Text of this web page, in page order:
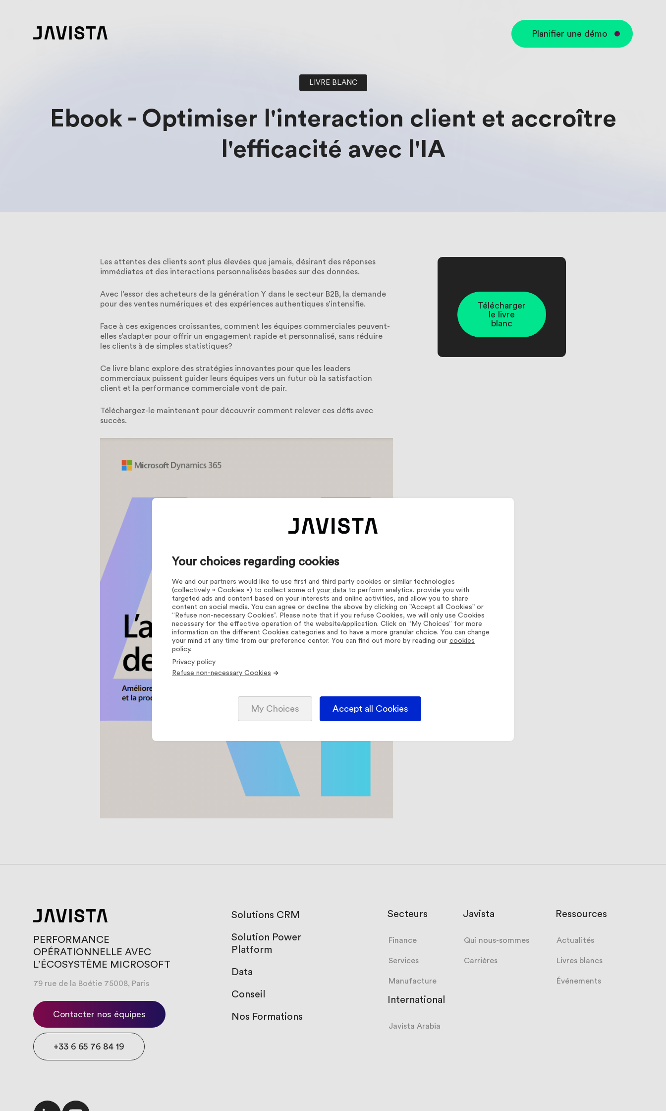
Planifier une démo
des processus
sommes
LIVRE BLANC
Ebook - Optimiser l'interaction client et accroître
l'efficacité avec l'IA
Les attentes des clients sont plus élevées que jamais, désirant des réponses
immédiates et des interactions personnalisées basées sur des données.
Avec l’essor des acheteurs de la génération Y dans le secteur B2B, la demande
pour des ventes numériques et des expériences authentiques s’intensifie.
Face à ces exigences croissantes, comment les équipes commerciales peuvent-
elles s’adapter pour offrir un engagement rapide et personnalisé, sans réduire
les clients à de simples statistiques?
Ce livre blanc explore des stratégies innovantes pour que les leaders
commerciaux puissent guider leurs équipes vers un futur où la satisfaction
client et la performance commerciale vont de pair.
Téléchargez-le maintenant pour découvrir comment relever ces défis avec
succès.
Télécharger
le livre
blanc
PERFORMANCE
OPÉRATIONNELLE AVEC
L’ÉCOSYSTÈME MICROSOFT
79 rue de la Boétie 75008, Paris
Contacter nos équipes
+33 6 65 76 84 19
Solutions CRM
Solution Power
Platform
Data
Conseil
Nos Formations
Secteurs
Finance
Services
Manufacture
Javista
Qui nous-sommes
Carrières
Ressources
Actualités
Livres blancs
Événements
International
Javista Arabia
Your choices regarding cookies
We and our partners would like to use first and third party cookies or similar technologies
(collectively « Cookies ») to collect some of your data to perform analytics, provide you with
targeted ads and content based on your interests and online activities, and allow you to share
content on social media. You can agree or decline the above by clicking on "Accept all Cookies" or
“Refuse non-necessary Cookies”. Please note that if you refuse Cookies, we will only use Cookies
necessary for the effective operation of the website/application. Click on “My Choices” for more
information on the different Cookies categories and to have a more granular choice. You can change
your mind at any time from our preference center. You can find out more by reading our cookies
policy.
Privacy policy
Refuse non-necessary Cookies
Accept all Cookies
My Choices